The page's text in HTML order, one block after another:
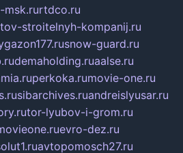
msk.rurtdco.ru
stroitelnyh-kompanij.ru
snow-guard.ru
demaholding.ruaalse.ru
perkoka.rumovie-one.ru
sibarchives.ruandreislyusar.ru
tor-lyubov-i-grom.ru
evro-dez.ru
avtopomosch27.ru